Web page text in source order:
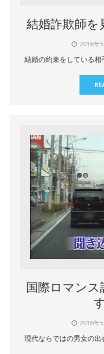
結婚詐欺師を
2016年
結婚の約束をしている
国際ロマン
2016年
現代ならではの男女の出